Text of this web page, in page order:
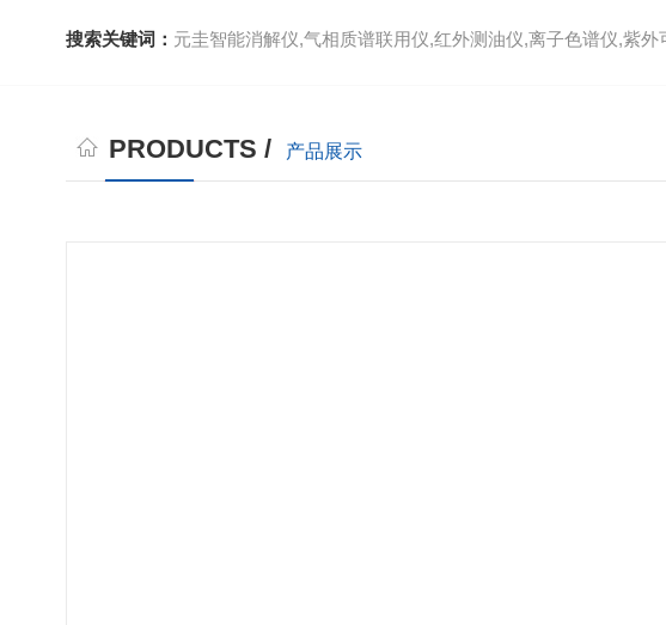
搜索关键词： 元圭智能消解仪,气相质谱联用仪,红外测油仪,离子色谱仪,紫外
PRODUCTS / 产品展示